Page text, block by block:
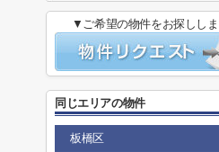
▼ご希望の物件をお探しし
同じエリアの物件
板橋区